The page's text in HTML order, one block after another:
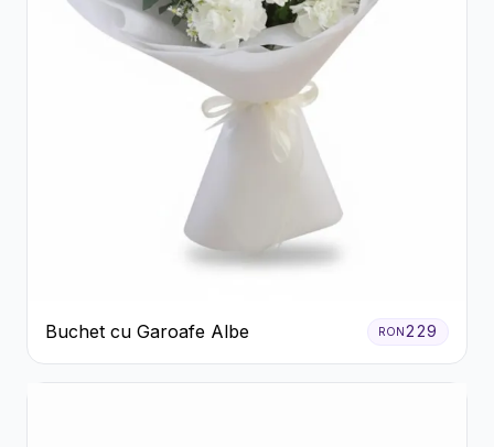
Buchet cu Garoafe Albe RON229